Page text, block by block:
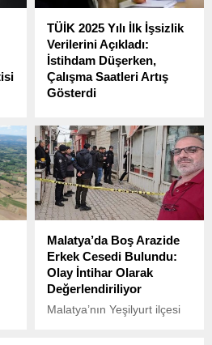
TÜİK 2025 Yılı İlk İşsizlik
Verilerini Açıkladı:
İstihdam Düşerken,
Çalışma Saatleri Artış
Gösterdi
(TÜİK), 2025 yılı Ocak
ayına ait işsizlik verilerini
açıkladı. Buna göre, işsizlik
oranı yüzde 8,4 seviyesinde
gerçekleşti.
Malatya’da Boş Arazide
Erkek Cesedi Bulundu:
Olay İntihar Olarak
Değerlendiriliyor
Malatya’nın Yeşilyurt ilçesi